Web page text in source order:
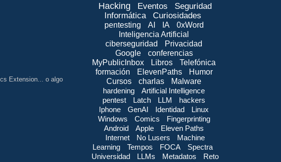
Extension... o algo
Hacking Eventos
Seguridad
Informática
Curiosidades
pentesting AI IA
0xWord
Inteligencia Artificial
ciberseguridad
Privacidad
Google
conferencias
MyPublicInbox
Libros
Telefónica
formación
ElevenPaths
Humor
Cursos
charlas
Malware
hardening
Artificial Intelligence
pentest
Latch LLM
hackers
Iphone
GenAI Identidad
Linux
Windows
Comics
Fingerprinting
Android
Apple
Eleven Paths
Internet
No Lusers
Machine
Learning
Tempos FOCA
Spectra
Universidad
LLMs Metadatos
Reto